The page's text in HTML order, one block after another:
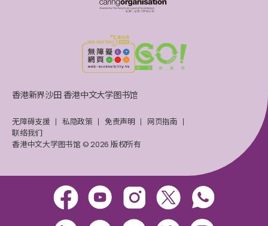
香港新界沙田 香港中文大学图书馆
无障碍支援 私隐政策 免责声明
网页指南
联络我们
香港中文大学图书馆 © 2026 版权所有